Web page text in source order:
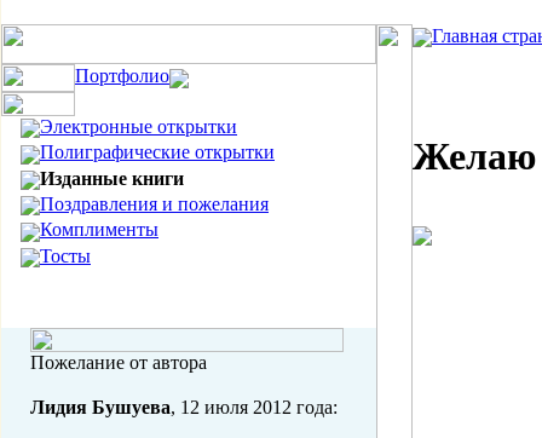
Портфолио
Электронные открытки
Полиграфические открытки
Изданные книги
Поздравления и пожелания
Комплименты
Тосты
Пожелание от автора
Лидия Бушуева, 12 июля 2012 года:
Главная
Желаю